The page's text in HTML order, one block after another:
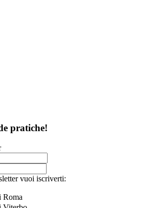
pratiche!
vuoi iscriverti:
Roma